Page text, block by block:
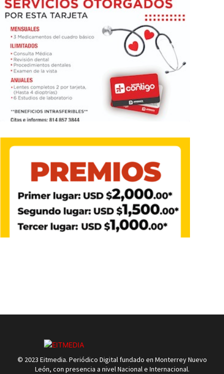
© 2023 Eitmedia. Periódico Digital fundado en Monterrey Nuevo
León, con presencia a nivel Nacional e Internacional.